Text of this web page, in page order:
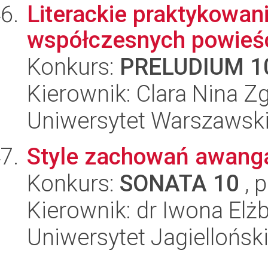
Literackie
współczesnych
Konkurs: PRELUDIUM
Kierownik: Clara Nina
Uniwersytet
Style zachowań
Konkurs: SONATA 10 ,
Kierownik: dr Iwona
Uniwersytet